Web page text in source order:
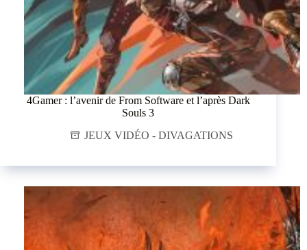
4Gamer : l’avenir de From Software et l’après Dark
Souls 3
JEUX VIDÉO - DIVAGATIONS